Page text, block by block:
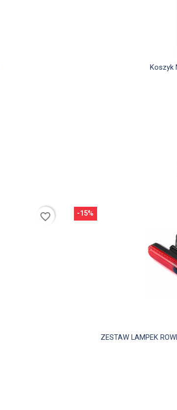
Koszyk
favorite_border
ZESTAW LAMPEK
-15%